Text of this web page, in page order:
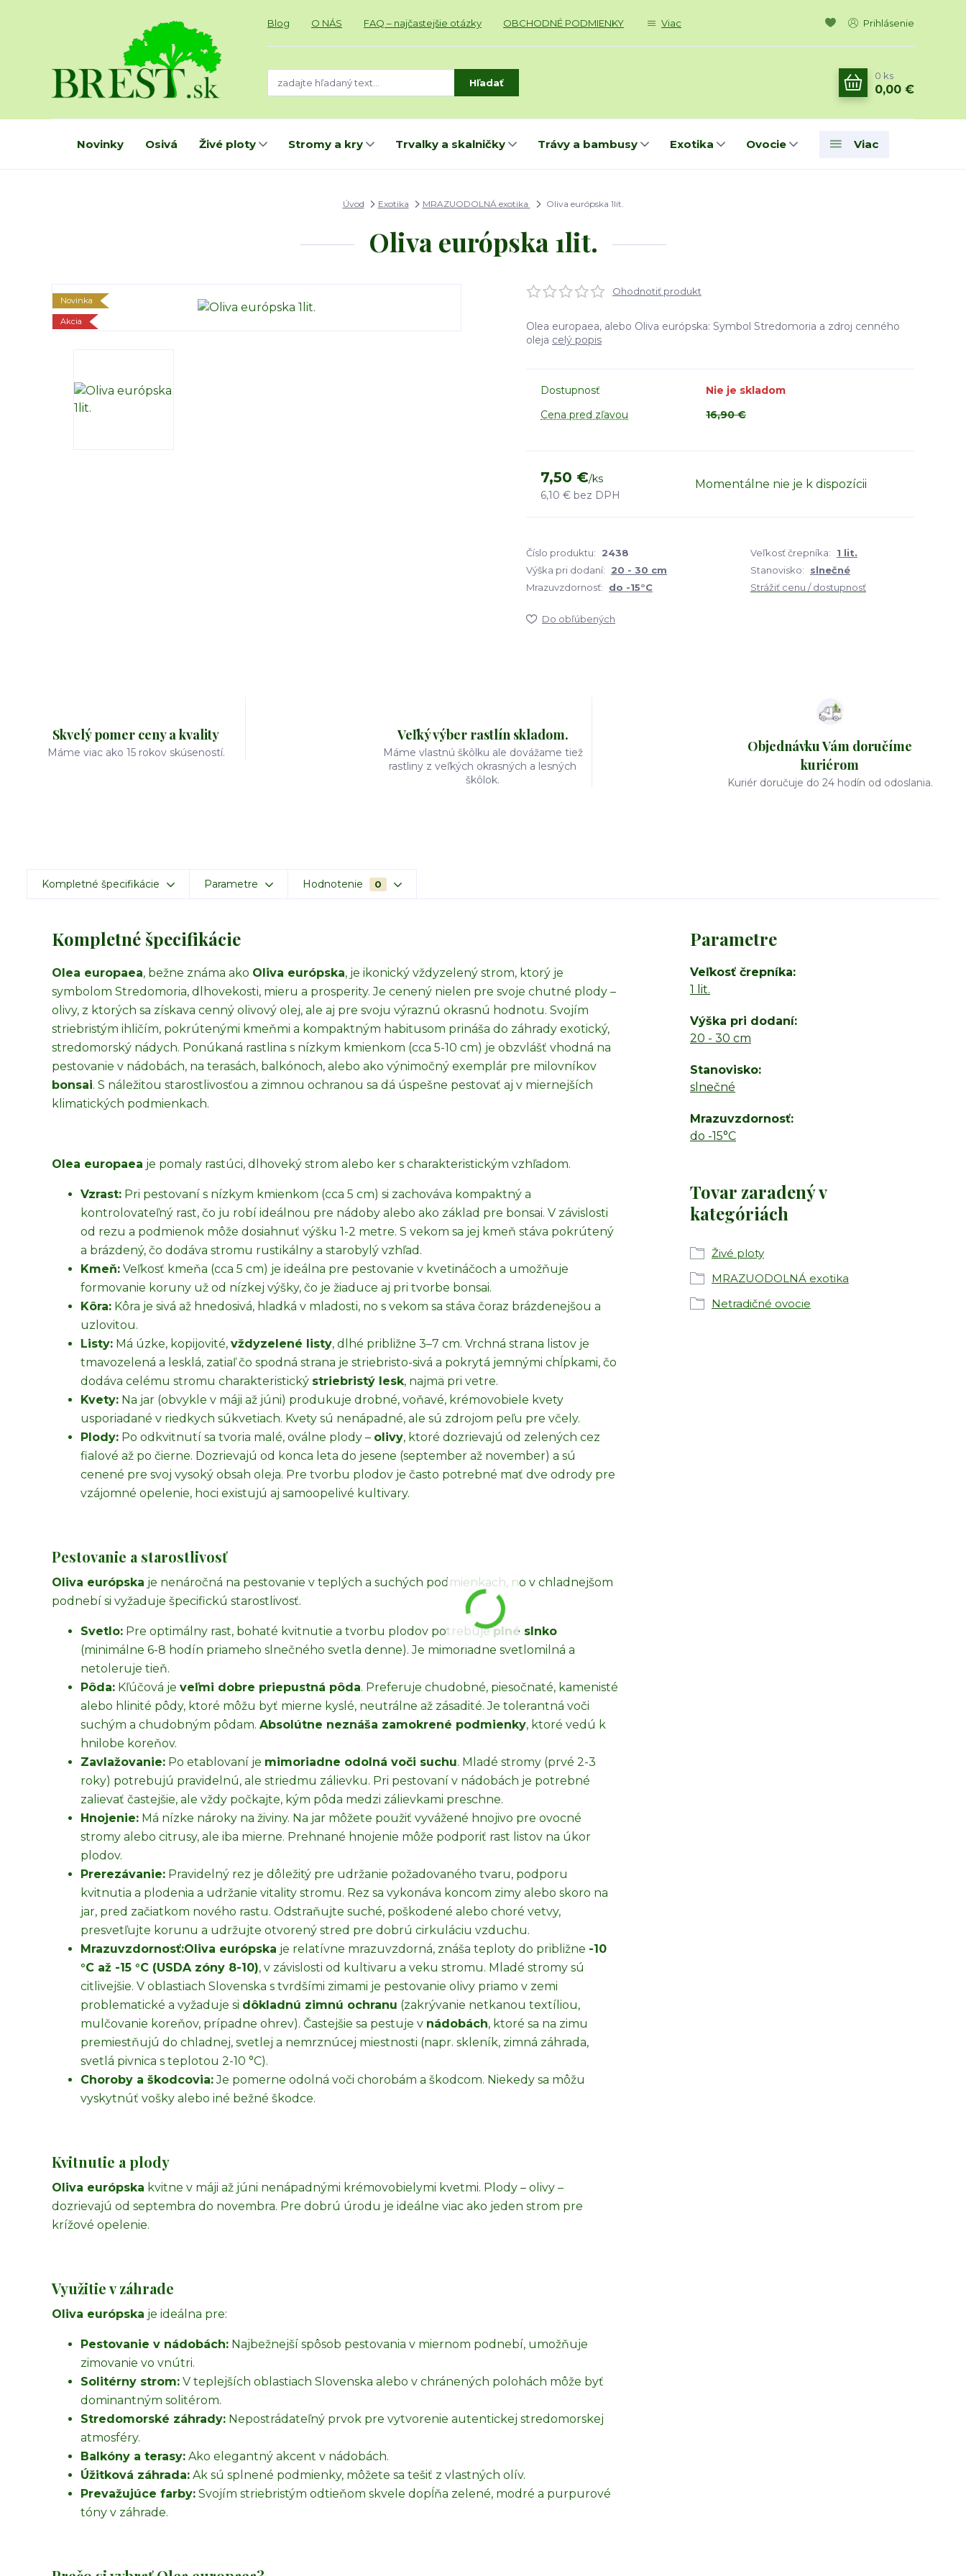
Blog O NÁS FAQ – najčastejšie otázky OBCHODNÉ PODMIENKY Viac Prihlásenie
Hľadať
0 ks
0,00 €
Novinky Osivá Živé ploty Stromy a kry Trvalky a skalničky Trávy a bambusy Exotika Ovocie Viac
Úvod Exotika MRAZUODOLNÁ exotika Oliva európska 1lit.
Oliva európska 1lit.
Novinka
Akcia
Ohodnotiť produkt
Olea europaea, alebo Oliva európska: Symbol Stredomoria a zdroj cenného
oleja celý popis
Dostupnosť
Nie je skladom
Cena pred zľavou
16,90 €
7,50 €/ks
6,10 € bez DPH
Momentálne nie je k dispozícii
Číslo produktu: 2438 Veľkosť črepníka:
1 lit.
Výška pri dodaní:
20 - 30 cm Stanovisko:
slnečné
Mrazuvzdornosť:
do -15°C Strážiť cenu / dostupnosť
Do obľúbených
Skvelý pomer ceny a kvality
Máme viac ako 15 rokov skúseností.
Veľký výber rastlín skladom.
Máme vlastnú škôlku ale dovážame tiež
rastliny z veľkých okrasných a lesných
škôlok.
Objednávku Vám doručíme
kuriérom
Kuriér doručuje do 24 hodín od odoslania.
Kompletné špecifikácie Parametre Hodnotenie 0
Kompletné špecifikácie
Olea europaea, bežne známa ako Oliva európska, je ikonický vždyzelený strom, ktorý je
symbolom Stredomoria, dlhovekosti, mieru a prosperity. Je cenený nielen pre svoje chutné plody –
olivy, z ktorých sa získava cenný olivový olej, ale aj pre svoju výraznú okrasnú hodnotu. Svojím
striebristým ihličím, pokrútenými kmeňmi a kompaktným habitusom prináša do záhrady exotický,
stredomorský nádych. Ponúkaná rastlina s nízkym kmienkom (cca 5-10 cm) je obzvlášť vhodná na
pestovanie v nádobách, na terasách, balkónoch, alebo ako výnimočný exemplár pre milovníkov
bonsai. S náležitou starostlivosťou a zimnou ochranou sa dá úspešne pestovať aj v miernejších
klimatických podmienkach.
Olea europaea je pomaly rastúci, dlhoveký strom alebo ker s charakteristickým vzhľadom.
Vzrast: Pri pestovaní s nízkym kmienkom (cca 5 cm) si zachováva kompaktný a
kontrolovateľný rast, čo ju robí ideálnou pre nádoby alebo ako základ pre bonsai. V závislosti
od rezu a podmienok môže dosiahnuť výšku 1-2 metre. S vekom sa jej kmeň stáva pokrútený
a brázdený, čo dodáva stromu rustikálny a starobylý vzhľad.
Kmeň: Veľkosť kmeňa (cca 5 cm) je ideálna pre pestovanie v kvetináčoch a umožňuje
formovanie koruny už od nízkej výšky, čo je žiaduce aj pri tvorbe bonsai.
Kôra: Kôra je sivá až hnedosivá, hladká v mladosti, no s vekom sa stáva čoraz brázdenejšou a
uzlovitou.
Listy: Má úzke, kopijovité, vždyzelené listy, dlhé približne 3–7 cm. Vrchná strana listov je
tmavozelená a lesklá, zatiaľ čo spodná strana je striebristo-sivá a pokrytá jemnými chĺpkami, čo
dodáva celému stromu charakteristický striebristý lesk, najmä pri vetre.
Kvety: Na jar (obvykle v máji až júni) produkuje drobné, voňavé, krémovobiele kvety
usporiadané v riedkych súkvetiach. Kvety sú nenápadné, ale sú zdrojom peľu pre včely.
Plody: Po odkvitnutí sa tvoria malé, oválne plody – olivy, ktoré dozrievajú od zelených cez
fialové až po čierne. Dozrievajú od konca leta do jesene (september až november) a sú
cenené pre svoj vysoký obsah oleja. Pre tvorbu plodov je často potrebné mať dve odrody pre
vzájomné opelenie, hoci existujú aj samoopelivé kultivary.
Pestovanie a starostlivosť
Oliva európska je nenáročná na pestovanie v teplých a suchých podmienkach, no v chladnejšom
podnebí si vyžaduje špecifickú starostlivosť.
Svetlo: Pre optimálny rast, bohaté kvitnutie a tvorbu plodov potrebujeplné slnko
(minimálne 6-8 hodín priameho slnečného svetla denne). Je mimoriadne svetlomilná a
netoleruje tieň.
Pôda: Kľúčová je veľmi dobre priepustná pôda. Preferuje chudobné, piesočnaté, kamenisté
alebo hlinité pôdy, ktoré môžu byť mierne kyslé, neutrálne až zásadité. Je tolerantná voči
suchým a chudobným pôdam. Absolútne neznáša zamokrené podmienky, ktoré vedú k
hnilobe koreňov.
Zavlažovanie: Po etablovaní je mimoriadne odolná voči suchu. Mladé stromy (prvé 2-3
roky) potrebujú pravidelnú, ale striedmu zálievku. Pri pestovaní v nádobách je potrebné
zalievať častejšie, ale vždy počkajte, kým pôda medzi zálievkami preschne.
Hnojenie: Má nízke nároky na živiny. Na jar môžete použiť vyvážené hnojivo pre ovocné
stromy alebo citrusy, ale iba mierne. Prehnané hnojenie môže podporiť rast listov na úkor
plodov.
Prerezávanie: Pravidelný rez je dôležitý pre udržanie požadovaného tvaru, podporu
kvitnutia a plodenia a udržanie vitality stromu. Rez sa vykonáva koncom zimy alebo skoro na
jar, pred začiatkom nového rastu. Odstraňujte suché, poškodené alebo choré vetvy,
presvetľujte korunu a udržujte otvorený stred pre dobrú cirkuláciu vzduchu.
Mrazuvzdornosť:Oliva európska je relatívne mrazuvzdorná, znáša teploty do približne -10
°C až -15 °C (USDA zóny 8-10), v závislosti od kultivaru a veku stromu. Mladé stromy sú
citlivejšie. V oblastiach Slovenska s tvrdšími zimami je pestovanie olivy priamo v zemi
problematické a vyžaduje si dôkladnú zimnú ochranu (zakrývanie netkanou textíliou,
mulčovanie koreňov, prípadne ohrev). Častejšie sa pestuje v nádobách, ktoré sa na zimu
premiestňujú do chladnej, svetlej a nemrznúcej miestnosti (napr. skleník, zimná záhrada,
svetlá pivnica s teplotou 2-10 °C).
Choroby a škodcovia:Je pomerne odolná voči chorobám a škodcom. Niekedy sa môžu
vyskytnúť vošky alebo iné bežné škodce.
Kvitnutie a plody
Oliva európska kvitne v máji až júni nenápadnými krémovobielymi kvetmi. Plody – olivy –
dozrievajú od septembra do novembra. Pre dobrú úrodu je ideálne viac ako jeden strom pre
krížové opelenie.
Využitie v záhrade
Oliva európska je ideálna pre:
Pestovanie v nádobách: Najbežnejší spôsob pestovania v miernom podnebí, umožňuje
zimovanie vo vnútri.
Solitérny strom: V teplejších oblastiach Slovenska alebo v chránených polohách môže byť
dominantným solitérom.
Stredomorské záhrady: Nepostrádateľný prvok pre vytvorenie autentickej stredomorskej
atmosféry.
Balkóny a terasy: Ako elegantný akcent v nádobách.
Úžitková záhrada: Ak sú splnené podmienky, môžete sa tešiť z vlastných olív.
Prevažujúce farby: Svojím striebristým odtieňom skvele dopĺňa zelené, modré a purpurové
tóny v záhrade.
Parametre
Veľkosť črepníka
1 lit.
Výška pri dodaní
20 - 30 cm
Stanovisko
slnečné
Mrazuvzdornosť
do -15°C
Tovar zaradený v
kategóriách
Živé ploty
MRAZUODOLNÁ exotika
Netradičné ovocie